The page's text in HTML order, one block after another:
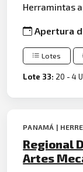
Herramintas
Apertura
Lotes
Lote 33: 20 - 4
PANAMÁ |
Regional
Artes